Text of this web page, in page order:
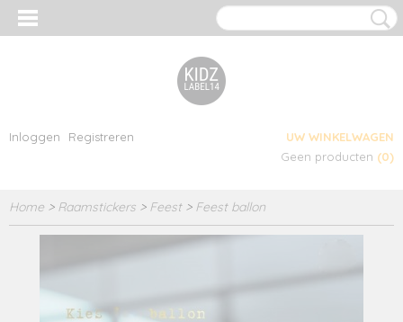
Inloggen Registreren
UW WINKELWAGEN
Geen producten (0)
Home > Raamstickers > Feest> Feest ballon